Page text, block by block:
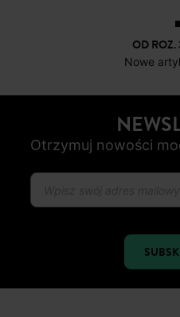
OD
Nowe
Otrzymuj nowości